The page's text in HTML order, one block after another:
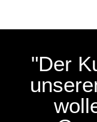
"Der